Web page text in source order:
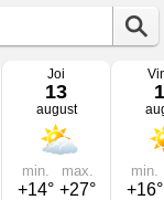
Joi
13
august
min.
+14°
max.
+27°
min.
+16°